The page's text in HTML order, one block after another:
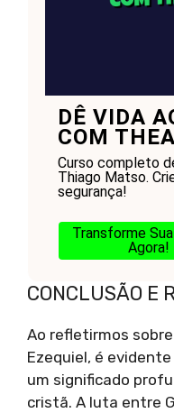
DÊ VIDA
COM
Curso completo
Thiago Matso.
segurança!
Transforme
Agora!
CONCLUSÃO E
Ao refletirmos
Ezequiel, é
um significado
cristã. A luta entre